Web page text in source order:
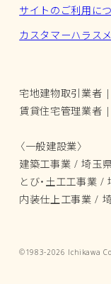
サイトのご利用に
カスタマーハラス
宅地建物取引業者 |
賃貸住宅管理業者 |
〈一般建設業〉
建築工事業 / 埼玉
とび・土工工事業 /
内装仕上工事業 /
©1983-2026 Ichikawa